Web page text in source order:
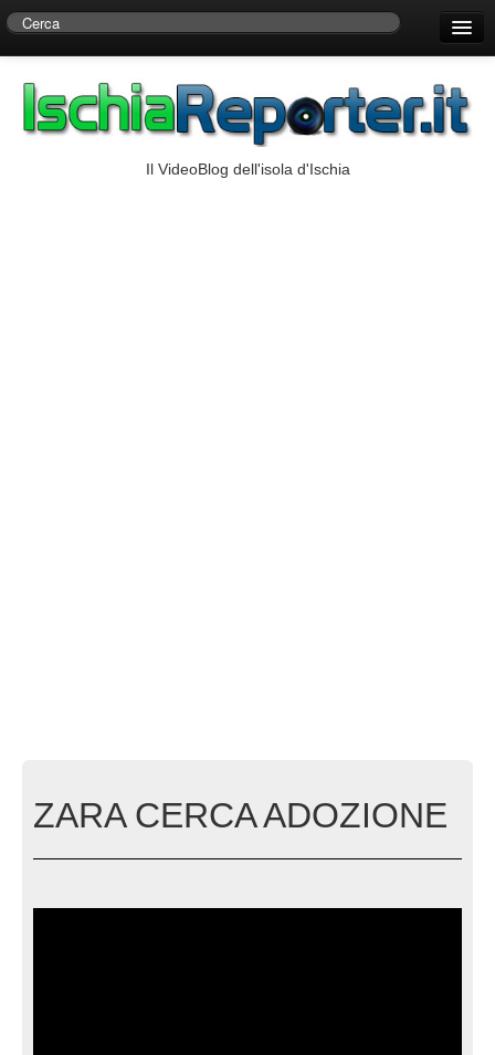
Centro di Ricerche Storiche D’Ambra
Il VideoBlog dell'isola d'Ischia
ZARA CERCA ADOZIONE